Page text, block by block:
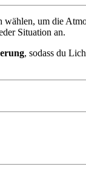
wählen, um die
Situation an.
, sodass du